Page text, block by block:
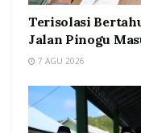
Terisolasi
Jalan Pinogu
7 AGU 2026